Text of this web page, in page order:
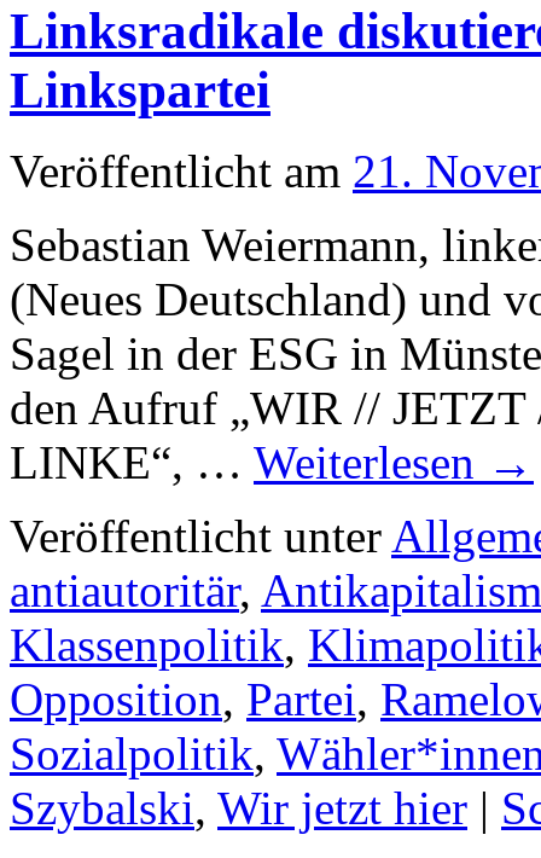
Linksradikale
Linkspartei
Veröffentlicht am 21.
Sebastian Weiermann,
(Neues Deutschland) und
Sagel in der ESG in
den Aufruf „WIR //
LINKE“, … Weiterlesen →
Veröffentlicht unter
antiautoritär,
Klassenpolitik,
Opposition, Partei,
Sozialpolitik,
Szybalski, Wir jetzt hier |